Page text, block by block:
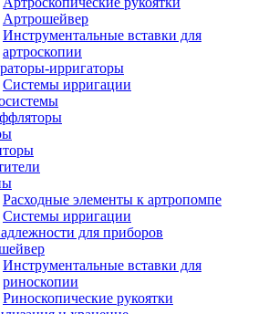
Артрошейвер
Инструментальные вставки для
артроскопии
ирригаторы
Системы ирригации
Расходные элементы к артропомпе
Системы ирригации
для приборов
Инструментальные вставки для
риноскопии
Риноскопические рукоятки